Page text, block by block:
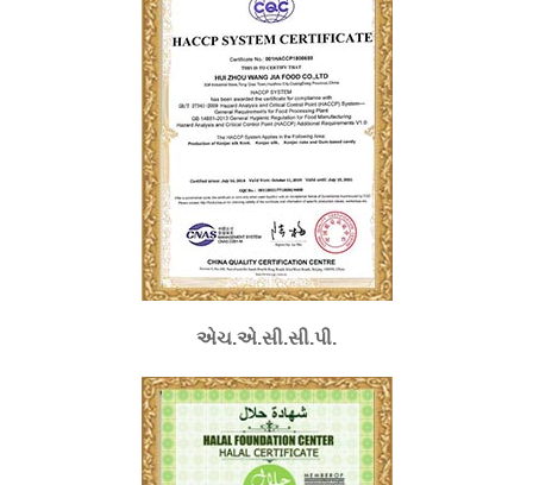
એચ.એ.સી.સી.પી.